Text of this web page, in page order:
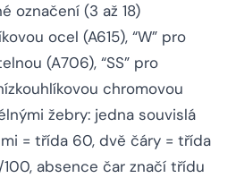
označení (3 až 18)
ocel (A615), “W” pro
(A706), “SS” pro
chromovou
žebry: jedna souvislá
= třída 60, dvě čáry = třída
absence čar značí třídu